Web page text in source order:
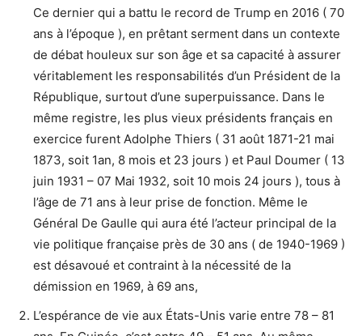
Ce dernier qui a battu le record de Trump en 2016 ( 70
ans à l’époque ), en prêtant serment dans un contexte
de débat houleux sur son âge et sa capacité à assurer
véritablement les responsabilités d’un Président de la
République, surtout d’une superpuissance. Dans le
même registre, les plus vieux présidents français en
exercice furent Adolphe Thiers ( 31 août 1871-21 mai
1873, soit 1an, 8 mois et 23 jours ) et Paul Doumer ( 13
juin 1931 – 07 Mai 1932, soit 10 mois 24 jours ), tous à
l’âge de 71 ans à leur prise de fonction. Même le
Général De Gaulle qui aura été l’acteur principal de la
vie politique française près de 30 ans ( de 1940-1969 )
est désavoué et contraint à la nécessité de la
démission en 1969, à 69 ans,
L’espérance de vie aux États-Unis varie entre 78 – 81